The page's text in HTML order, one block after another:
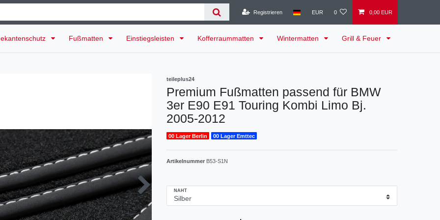
Registrieren EUR 0 0,00 EUR
Fußmatten Einstiegsleisten Kofferraummatten Wintermatten Grill & Feuer
teileplus24
Premium Fußmatten passend für BMW
3er E90 E91 Touring Kombi Limo Bj.
2005-2012
00 Lager Berlin 00 Lager Emttec
Artikelnummer B53-S1N
NAHT